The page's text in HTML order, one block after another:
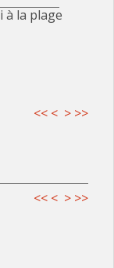
à la plage
<< < > >>
<< < > >>